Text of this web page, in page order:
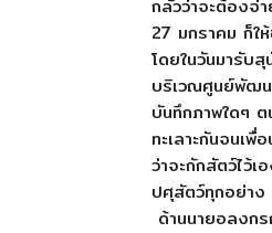
กลัวว่าจะต้องจ่
27 มกราคม ก็ใ
โดยในวันมารับสุ
บริเวณศูนย์พัฒน
บันทึกภาพใดๆ ต
ทะเลาะกันจนเ
ว่าจะกักสัตว์ไว้
ปศุสัตว์ทุกอย่าง
ด้านนายอลงก